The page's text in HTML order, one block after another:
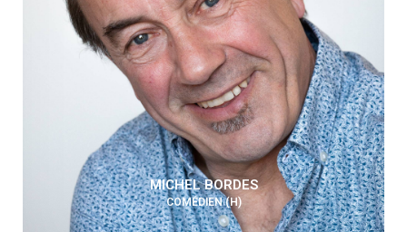
MICHEL BORDES
COMÉDIEN (H)